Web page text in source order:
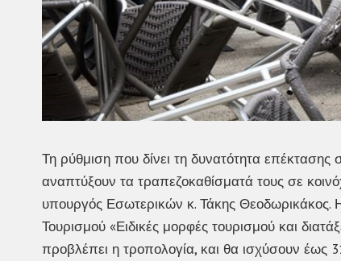
Τη ρύθμιση που δίνει τη δυνατότητα
αναπτύξουν τα τραπεζοκαθίσματά τους σε
υπουργός Εσωτερικών κ. Τάκης Θεοδωρικάκος.
Τουρισμού «Ειδικές μορφές τουρισμού και
προβλέπει η τροπολογία, και θα ισχύσουν έως